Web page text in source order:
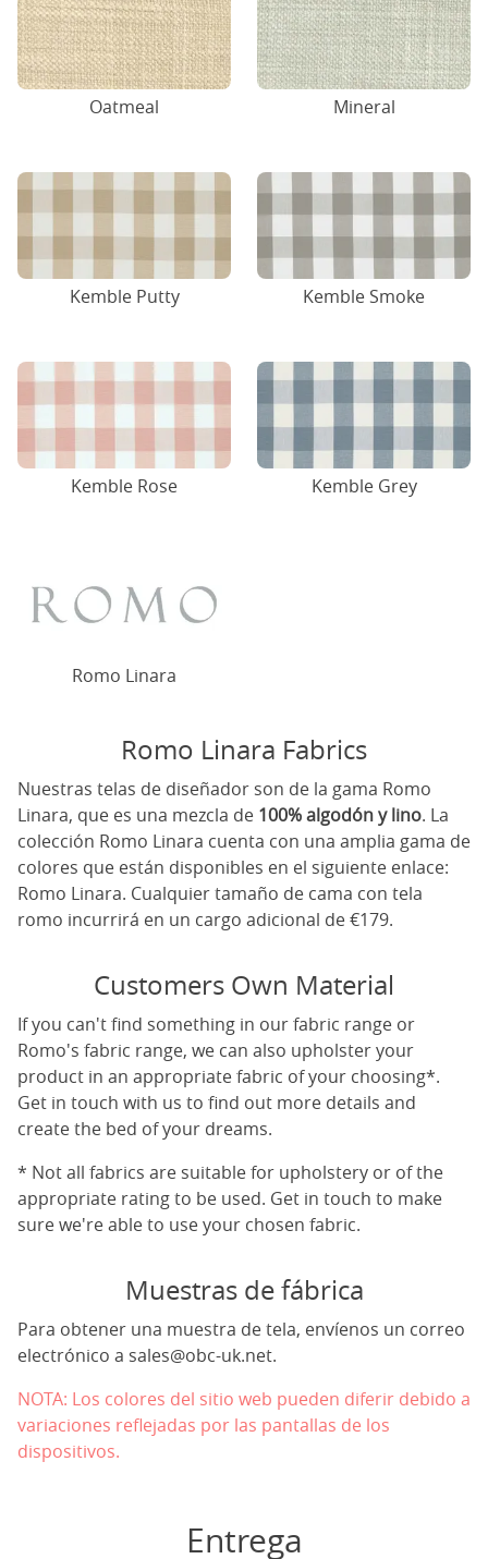
Oatmeal Mineral
Kemble Putty Kemble Smoke
Kemble Rose Kemble Grey
Romo Linara
Romo Linara Fabrics
Nuestras telas de diseñador son de la gama Romo
Linara, que es una mezcla de 100% algodón y lino. La
colección Romo Linara cuenta con una amplia gama de
colores que están disponibles en el siguiente enlace:
Romo Linara. Cualquier tamaño de cama con tela
romo incurrirá en un cargo adicional de €179.
Customers Own Material
If you can't find something in our fabric range or
Romo's fabric range, we can also upholster your
product in an appropriate fabric of your choosing*.
Get in touch with us to find out more details and
create the bed of your dreams.
* Not all fabrics are suitable for upholstery or of the
appropriate rating to be used. Get in touch to make
sure we're able to use your chosen fabric.
Muestras de fábrica
Para obtener una muestra de tela, envíenos un correo
electrónico a sales@obc-uk.net.
NOTA: Los colores del sitio web pueden diferir debido a
variaciones reflejadas por las pantallas de los
dispositivos.
Entrega